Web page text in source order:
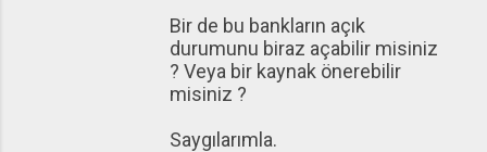
Bir de bu bankların açık
durumunu biraz açabilir misiniz
? Veya bir kaynak önerebilir
misiniz ?
Saygılarımla.